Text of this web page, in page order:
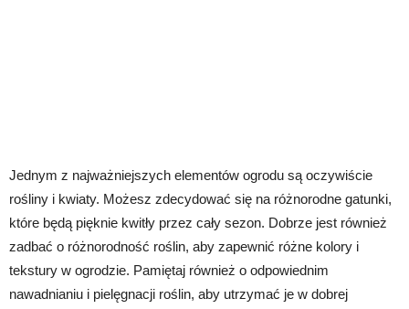
Jednym z najważniejszych elementów ogrodu są oczywiście
rośliny i kwiaty. Możesz zdecydować się na różnorodne gatunki,
które będą pięknie kwitły przez cały sezon. Dobrze jest również
zadbać o różnorodność roślin, aby zapewnić różne kolory i
tekstury w ogrodzie. Pamiętaj również o odpowiednim
nawadnianiu i pielęgnacji roślin, aby utrzymać je w dobrej